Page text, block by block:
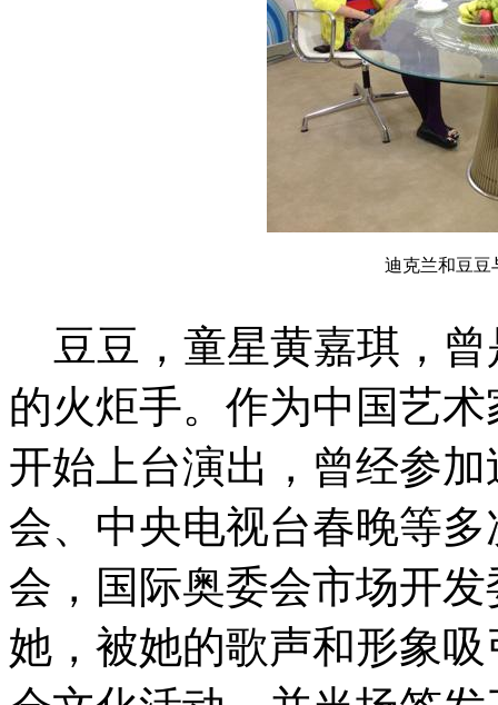
迪克兰和豆豆
豆豆，童星黄嘉琪，曾
的火炬手。作为中国艺
开始上台演出，曾经参
会、中央电视台春晚等
会，国际奥委会市场开
她，被她的歌声和形象